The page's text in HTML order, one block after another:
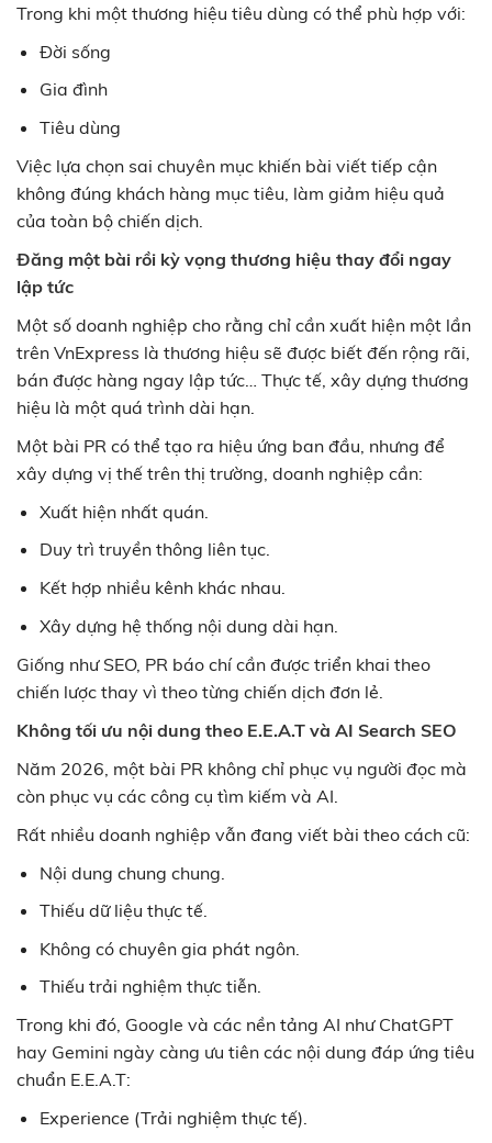
Trong khi một thương hiệu tiêu dùng có thể phù hợp với:
Đời sống
Gia đình
Tiêu dùng
Việc lựa chọn sai chuyên mục khiến bài viết tiếp cận
không đúng khách hàng mục tiêu, làm giảm hiệu quả
của toàn bộ chiến dịch.
Đăng một bài rồi kỳ vọng thương hiệu thay đổi ngay
lập tức
Một số doanh nghiệp cho rằng chỉ cần xuất hiện một lần
trên VnExpress là thương hiệu sẽ được biết đến rộng rãi,
bán được hàng ngay lập tức… Thực tế, xây dựng thương
hiệu là một quá trình dài hạn.
Một bài PR có thể tạo ra hiệu ứng ban đầu, nhưng để
xây dựng vị thế trên thị trường, doanh nghiệp cần:
Xuất hiện nhất quán.
Duy trì truyền thông liên tục.
Kết hợp nhiều kênh khác nhau.
Xây dựng hệ thống nội dung dài hạn.
Giống như SEO, PR báo chí cần được triển khai theo
chiến lược thay vì theo từng chiến dịch đơn lẻ.
Không tối ưu nội dung theo E.E.A.T và AI Search SEO
Năm 2026, một bài PR không chỉ phục vụ người đọc mà
còn phục vụ các công cụ tìm kiếm và AI.
Rất nhiều doanh nghiệp vẫn đang viết bài theo cách cũ:
Nội dung chung chung.
Thiếu dữ liệu thực tế.
Không có chuyên gia phát ngôn.
Thiếu trải nghiệm thực tiễn.
Trong khi đó, Google và các nền tảng AI như ChatGPT
hay Gemini ngày càng ưu tiên các nội dung đáp ứng tiêu
chuẩn E.E.A.T:
Experience (Trải nghiệm thực tế).